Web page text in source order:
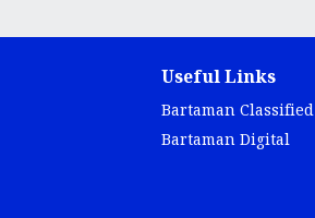
Useful Links
Bartaman Classified
Bartaman Digital